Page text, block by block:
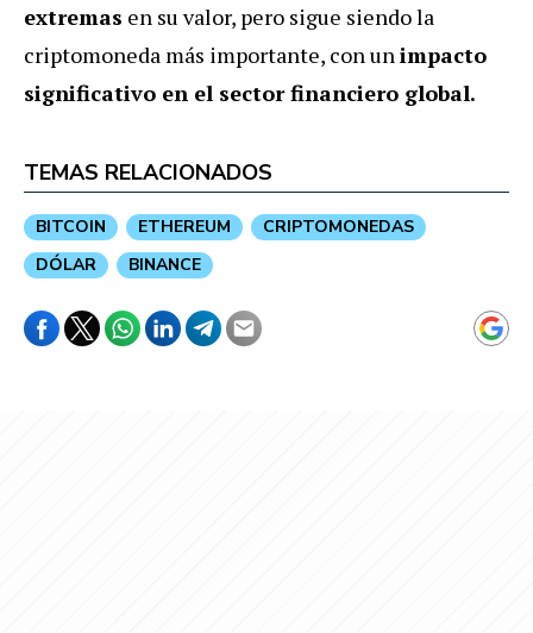
extremas en su valor, pero sigue siendo la
criptomoneda más importante, con unimpacto
significativo en el sector financiero global.
TEMAS RELACIONADOS
BITCOIN ETHEREUM
CRIPTOMONEDAS
DÓLAR
BINANCE